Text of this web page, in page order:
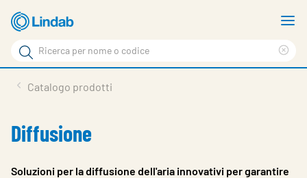
Vai
contenuto
principale
Cerca
Cerca
Soluzioni
Catalogo prodotti
Diffusione
Soluzioni per la diffusione dell'aria innovativi per garantire